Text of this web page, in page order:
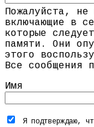
Пожалуйста, не
включающие в
которые
памяти. Они
этого
Все сообщения
Имя
Я подтверждаю,